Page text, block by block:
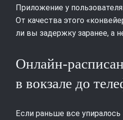
Приложение у
От качества этого
ли вы задержку заранее, а
в вокзале до
Если раньше все упиралось